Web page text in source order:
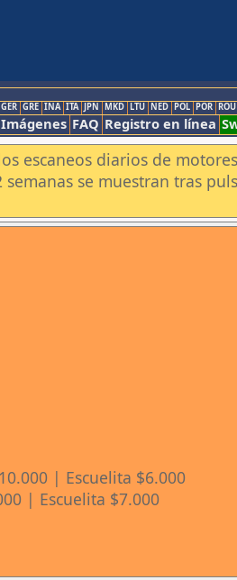
GER GRE INA ITA JPN MKD LTU NED POL POR ROU
Imágenes FAQ Registro en línea
escaneos diarios de
se muestran tras
| Escuelita $6.000
| Escuelita $7.000